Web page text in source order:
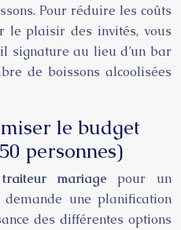
Pour réduire les coûts
le plaisir des invités, vous
signature au lieu d’un bar
de boissons alcoolisées
le budget
personnes)
mariage pour un
une planification
des différentes options